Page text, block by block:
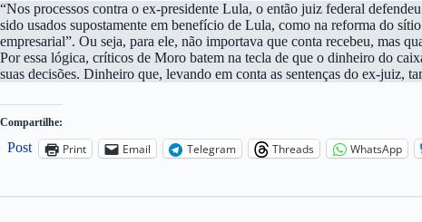
“Nos processos contra o ex-presidente Lula, o então juiz federal
sido usados supostamente em benefício de Lula, como na reforma do
empresarial”. Ou seja, para ele, não importava que conta recebeu, mas
Por essa lógica, críticos de Moro batem na tecla de que o dinheiro do
suas decisões. Dinheiro que, levando em conta as sentenças do ex-juiz,
Compartilhe:
Post Print Email Telegram Threads WhatsApp